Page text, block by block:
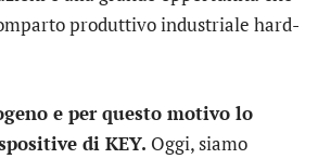
produttivo industriale hard-
e per questo motivo lo
di KEY. Oggi, siamo